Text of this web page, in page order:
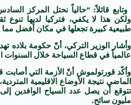
وتابع قائلاً: “حالياً نحتل المركز
ولكن هذا لا يكفي، فتركيا لديها تنوع
طبيعية كبيرة تجعلها في مكان أفضل مما
وأشار الوزير التركي، أنّ حكومة بلاده
عالمياً في قطاع السياحة خلال السنوات
وأكّد قورتولموش أنّ الأزمة التي أصابت
الماضي نتيجة الأوضاع الاقليمية
تتوقع أن يصل عدد السياح الوافدين
مليون سائح.